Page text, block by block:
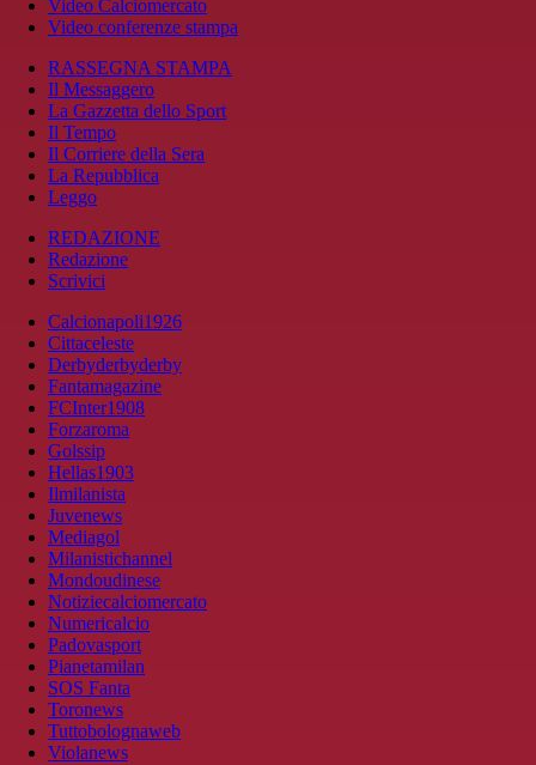
Video Calciomercato
Video conferenze stampa
RASSEGNA STAMPA
Il Messaggero
La Gazzetta dello Sport
Il Tempo
Il Corriere della Sera
La Repubblica
Leggo
REDAZIONE
Redazione
Scrivici
Calcionapoli1926
Cittaceleste
Derbyderbyderby
Fantamagazine
FCInter1908
Forzaroma
Golssip
Hellas1903
Ilmilanista
Juvenews
Mediagol
Milanistichannel
Mondoudinese
Notiziecalciomercato
Numericalcio
Padovasport
Pianetamilan
SOS Fanta
Toronews
Tuttobolognaweb
Violanews